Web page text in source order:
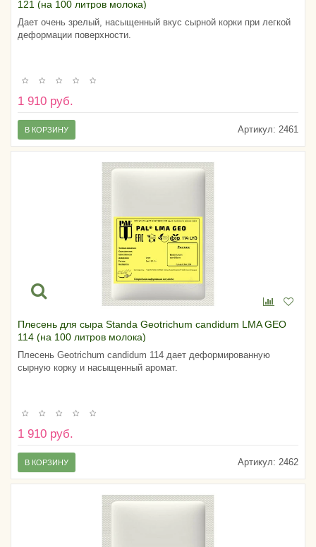
121 (на 100 литров молока)
Дает очень зрелый, насыщенный вкус сырной корки при легкой
деформации поверхности.
1 910 руб.
Артикул: 2461
В КОРЗИНУ
Плесень для сыра Standa Geotrichum candidum LMA GEO
114 (на 100 литров молока)
Плесень Geotrichum candidum 114 дает деформированную
сырную корку и насыщенный аромат.
1 910 руб.
Артикул: 2462
В КОРЗИНУ